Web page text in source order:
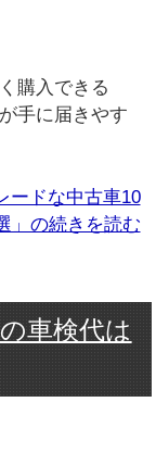
購入できる
手に届きやす
ードな中古車10
」の続きを読む
車検代は